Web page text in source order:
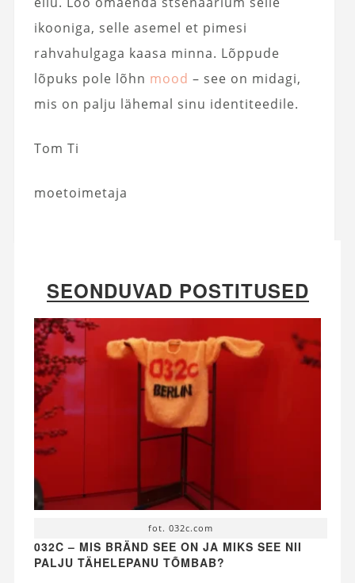
ikooniga, selle asemel et pimesi
rahvahulgaga kaasa minna. Lõppude
lõpuks pole lõhn mood – see on midagi,
mis on palju lähemal sinu identiteedile.
Tom Ti
moetoimetaja
SEONDUVAD POSTITUSED
fot. 032c.com
032C – MIS BRÄND SEE ON JA MIKS SEE NII
PALJU TÄHELEPANU TÕMBAB?